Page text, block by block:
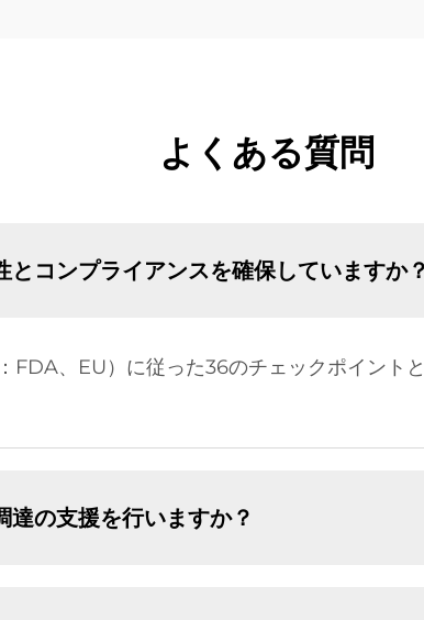
よくある質問
コンプライアンスを確保していますか？
FDA、EU）に従った36のチェックポイント
の支援を行いますか？